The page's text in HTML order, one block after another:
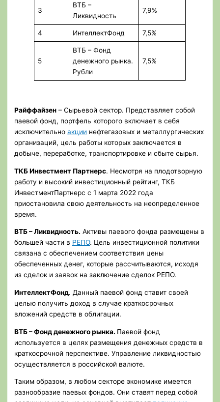
3
ВТБ –
Ликвидность
7,9%
4 ИнтеллектФонд 7,5%
5
ВТБ – Фонд
денежного рынка.
Рубли
7,5%
Райффайзен – Сырьевой сектор. Представляет собой
паевой фонд, портфель которого включает в себя
исключительноакции нефтегазовых и металлургических
организаций, цель работы которых заключается в
добыче, переработке, транспортировке и сбыте сырья.
ТКБ Инвестмент Партнерс. Несмотря на плодотворную
работу и высокий инвестиционный рейтинг, ТКБ
ИнвестментПартнерс с 1 марта 2022 года
приостановила свою деятельность на неопределенное
время.
ВТБ – Ликвидность. Активы паевого фонда размещены в
большей части в РЕПО. Цель инвестиционной политики
связана с обеспечением соответствия цены
обеспеченных денег, которые рассчитываются, исходя
из сделок и заявок на заключение сделок РЕПО.
ИнтеллектФонд. Данный паевой фонд ставит своей
целью получить доход в случае краткосрочных
вложений средств в облигации.
ВТБ – Фонд денежного рынка. Паевой фонд
используется в целях размещения денежных средств в
краткосрочной перспективе. Управление ликвидностью
осуществляется в российской валюте.
Таким образом, в любом секторе экономике имеется
разнообразие паевых фондов. Они ставят перед собой